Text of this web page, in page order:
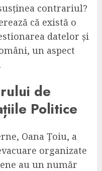
contrariul?
că există o
datelor și
un aspect
de
Politice
Oana Țoiu, a
organizate
au un număr